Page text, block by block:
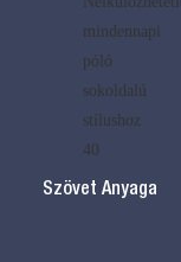
Szövet Anyaga